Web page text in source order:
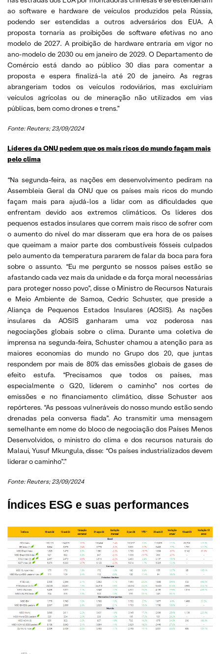
ao software e hardware de veículos produzidos pela Rússia,
podendo ser estendidas a outros adversários dos EUA. A
proposta tornaria as proibições de software efetivas no ano
modelo de 2027. A proibição de hardware entraria em vigor no
ano-modelo de 2030 ou em janeiro de 2029. O Departamento de
Comércio está dando ao público 30 dias para comentar a
proposta e espera finalizá-la até 20 de janeiro. As regras
abrangeriam todos os veículos rodoviários, mas excluiriam
veículos agrícolas ou de mineração não utilizados em vias
públicas, bem como drones e trens.”
Fonte: Reuters; 23/09/2024
Líderes da ONU pedem que os mais ricos do mundo façam mais
pelo clima
“Na segunda-feira, as nações em desenvolvimento pediram na
Assembleia Geral da ONU que os países mais ricos do mundo
façam mais para ajudá-los a lidar com as dificuldades que
enfrentam devido aos extremos climáticos. Os líderes dos
pequenos estados insulares que correm mais risco de sofrer com
o aumento do nível do mar disseram que era hora de os países
que queimam a maior parte dos combustíveis fósseis culpados
pelo aumento da temperatura pararem de falar da boca para fora
sobre o assunto. “Eu me pergunto se nossos países estão se
afastando cada vez mais da unidade e da força moral necessárias
para proteger nosso povo”, disse o Ministro de Recursos Naturais
e Meio Ambiente de Samoa, Cedric Schuster, que preside a
Aliança de Pequenos Estados Insulares (AOSIS). As nações
insulares da AOSIS ganharam uma voz poderosa nas
negociações globais sobre o clima. Durante uma coletiva de
imprensa na segunda-feira, Schuster chamou a atenção para as
maiores economias do mundo no Grupo dos 20, que juntas
respondem por mais de 80% das emissões globais de gases de
efeito estufa. “Precisamos que todos os países, mas
especialmente o G20, liderem o caminho” nos cortes de
emissões e no financiamento climático, disse Schuster aos
repórteres. “As pessoas vulneráveis do nosso mundo estão sendo
drenadas pela conversa fiada”. Ao transmitir uma mensagem
semelhante em nome do bloco de negociação dos Países Menos
Desenvolvidos, o ministro do clima e dos recursos naturais do
Malaui, Yusuf Mkungula, disse: “Os países industrializados devem
liderar o caminho”.”
Fonte: Reuters; 23/09/2024
Índices ESG e suas performances